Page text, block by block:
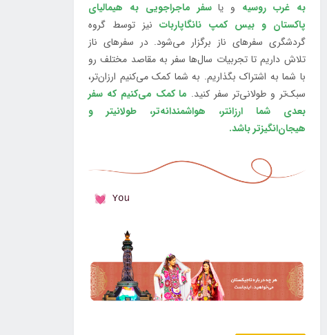
به غرب روسیه و یاسفر ماجراجویی به هیمالیای
پاکستان و بیس کمپ نانگاپاربات نیز توسط گروه
گردشگری سفرهای ناز برگزار می‌شود. در سفرهای ناز
تلاش داریم تا تجربیات سال‌ها سفر به مقاصد مختلف رو
با شما به اشتراک بگذاریم. به شما کمک می‌کنیم ارزان‌تر،
سبک‌تر و طولانی‌تر سفر کنید. ما کمک می‌کنیم که سفر
بعدی شما ارزانتر، هواشمندانه‌تر، طولانی‎تر و
هیجان‌انگیزتر باشد.